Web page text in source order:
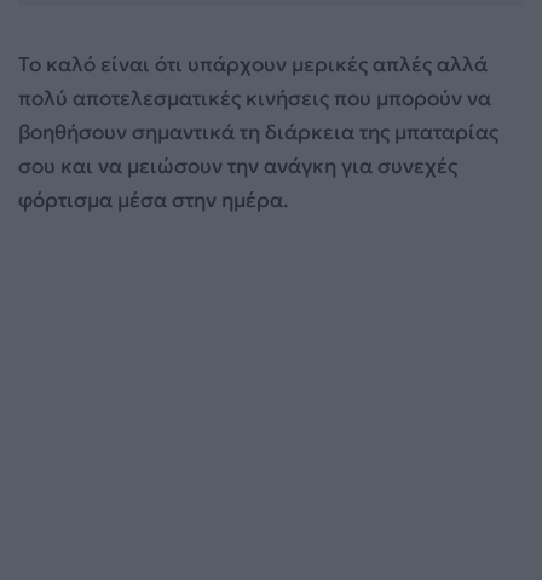
Το καλό είναι ότι υπάρχουν μερικές απλές αλλά
πολύ αποτελεσματικές κινήσεις που μπορούν να
βοηθήσουν σημαντικά τη διάρκεια της μπαταρίας
σου και να μειώσουν την ανάγκη για συνεχές
φόρτισμα μέσα στην ημέρα.